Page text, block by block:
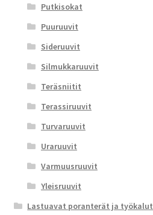
Putkisokat
Puuruuvit
Sideruuvit
Silmukkaruuvit
Teräsniitit
Terassiruuvit
Turvaruuvit
Uraruuvit
Varmuusruuvit
Yleisruuvit
Lastuavat poranterät ja työkalut